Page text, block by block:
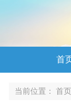
首
当前位置： 首页